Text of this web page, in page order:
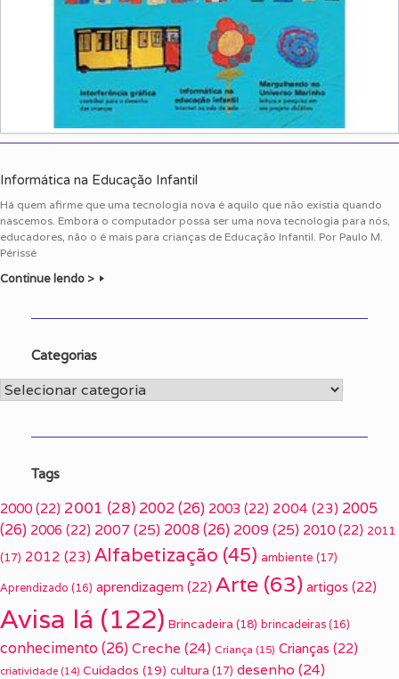
Informática na Educação Infantil
Há quem afirme que uma tecnologia nova é aquilo que não existia quando
nascemos. Embora o computador possa ser uma nova tecnologia para nós,
educadores, não o é mais para crianças de Educação Infantil. Por Paulo M.
Périssé
Continue lendo >
Categorias
Categorias
Tags
2000 (22) 2001 (28) 2002(26) 2003 (22) 2004 (23) 2005
(26) 2006 (22) 2007 (25) 2008(26) 2009(25) 2010 (22) 2011
(17) 2012 (23) Alfabetização (45) ambiente (17)
Aprendizado (16) aprendizagem (22) Arte (63) artigos (22)
Avisa lá (122) Brincadeira (18) brincadeiras (16)
conhecimento(26) Creche (24) Criança (15) Crianças (22)
criatividade (14) Cuidados (19) cultura (17) desenho (24)